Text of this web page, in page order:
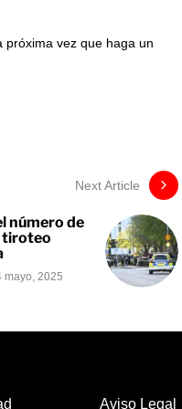
vez que haga un
Next Article
número de
tiroteo
mayo, 2025
Aviso Legal